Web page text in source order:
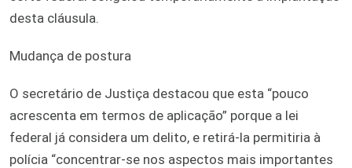
desta cláusula.
Mudança de postura
O secretário de Justiça destacou que esta “pouco
acrescenta em termos de aplicação” porque a lei
federal já considera um delito, e retirá-la permitiria à
polícia “concentrar-se nos aspectos mais importantes